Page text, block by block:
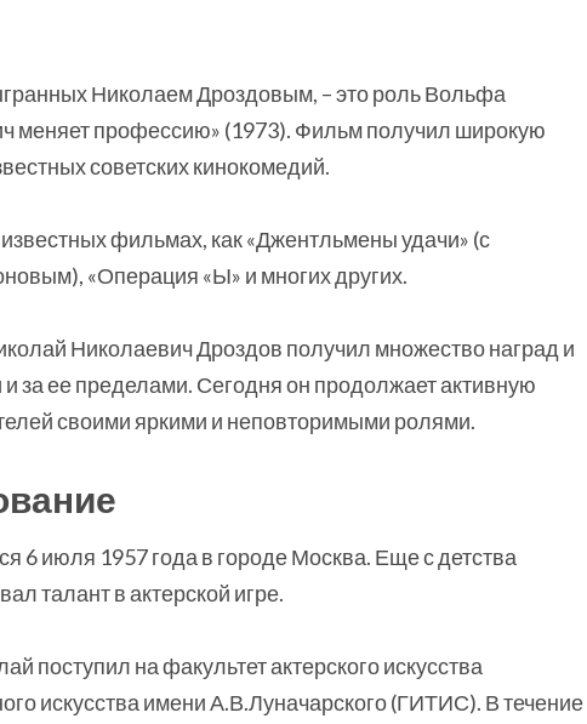
Николаем Дроздовым, – это роль Вольфа
меняет профессию» (1973). Фильм получил широкую
советских кинокомедий.
фильмах, как «Джентльмены удачи» (с
«Операция «Ы» и многих других.
Николаевич Дроздов получил множество наград и
и за ее пределами. Сегодня он продолжает активную
своими яркими и неповторимыми ролями.
6 июля 1957 года в городе Москва. Еще с детства
талант в актерской игре.
поступил на факультет актерского искусства
искусства имени А.В.Луначарского (ГИТИС). В течение